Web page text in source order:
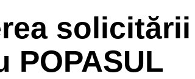
solicitării
POPASUL